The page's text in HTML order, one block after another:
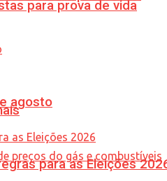
agosto
para prova de vida
para as Eleições